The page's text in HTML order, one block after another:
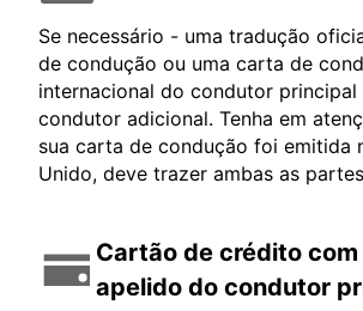
Se necessário - uma tradução
de condução ou uma carta de
internacional do condutor principal
condutor adicional. Tenha em
sua carta de condução foi emitida
Unido, deve trazer ambas as
Cartão de crédito com
apelido do condutor